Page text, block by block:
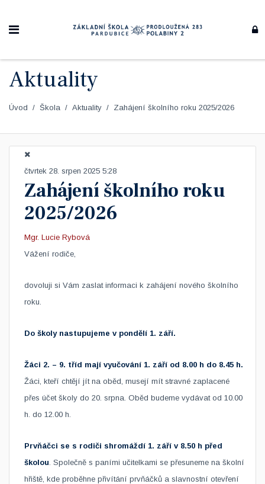
Aktuality
Úvod Škola Aktuality Zahájení školního roku 2025/2026
čtvrtek 28. srpen 2025 5:28
Zahájení školního roku
2025/2026
Mgr. Lucie Rybová
Vážení rodiče,
dovoluji si Vám zaslat informaci k zahájení nového školního
roku.
Do školy nastupujeme v pondělí 1. září.
Žáci 2. – 9. tříd mají vyučování 1. září od 8.00 h do 8.45 h.
Žáci, kteří chtějí jít na oběd, musejí mít stravné zaplacené
přes účet školy do 20. srpna. Oběd budeme vydávat od 10.00
h. do 12.00 h.
Prvňáčci se s rodiči shromáždí 1. září v 8.50 h před
školou. Společně s paními učitelkami se přesuneme na školní
hřiště, kde proběhne přivítání prvňáčků a slavnostní otevření